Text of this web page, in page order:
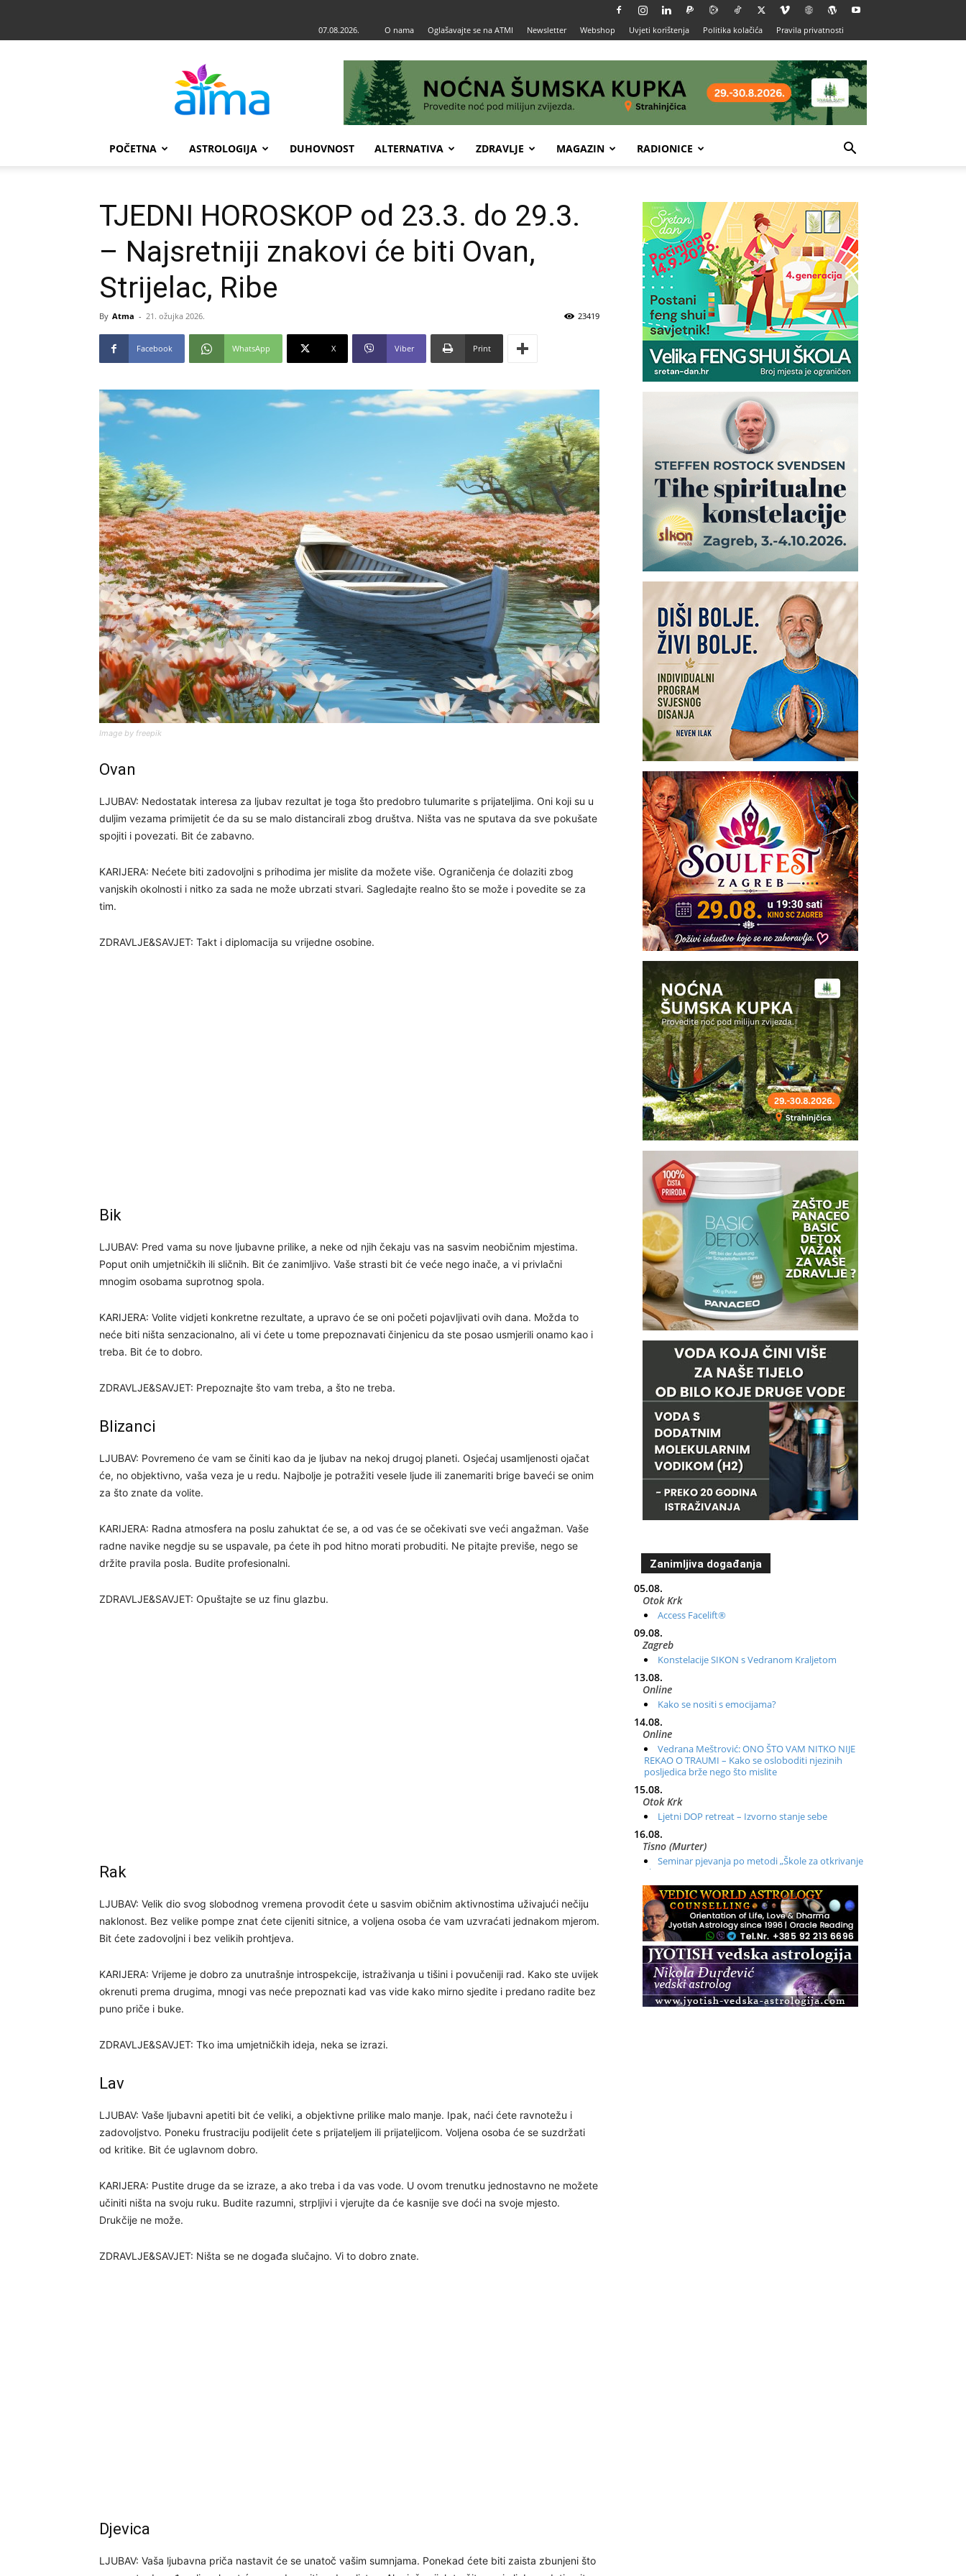
07.08.2026. O nama Oglašavajte se na ATMI Newsletter Webshop Uvjeti korištenja Politika kolačića Pravila privatnosti
POČETNA ASTROLOGIJA DUHOVNOST ALTERNATIVA ZDRAVLJE MAGAZIN RADIONICE
TJEDNI HOROSKOP od 23.3. do 29.3.
– Najsretniji znakovi će biti Ovan,
Strijelac, Ribe
By Atma - 21. ožujka 2026. 23419
Facebook WhatsApp X Viber Print
Image by freepik
Ovan
LJUBAV: Nedostatak interesa za ljubav rezultat je toga što predobro tulumarite s prijateljima. Oni koji su u
duljim vezama primijetit će da su se malo distancirali zbog društva. Ništa vas ne sputava da sve pokušate
spojiti i povezati. Bit će zabavno.
KARIJERA: Nećete biti zadovoljni s prihodima jer mislite da možete više. Ograničenja će dolaziti zbog
vanjskih okolnosti i nitko za sada ne može ubrzati stvari. Sagledajte realno što se može i povedite se za
tim.
ZDRAVLJE&SAVJET: Takt i diplomacija su vrijedne osobine.
Bik
LJUBAV: Pred vama su nove ljubavne prilike, a neke od njih čekaju vas na sasvim neobičnim mjestima.
Poput onih umjetničkih ili sličnih. Bit će zanimljivo. Vaše strasti bit će veće nego inače, a vi privlačni
mnogim osobama suprotnog spola.
KARIJERA: Volite vidjeti konkretne rezultate, a upravo će se oni početi pojavljivati ovih dana. Možda to
neće biti ništa senzacionalno, ali vi ćete u tome prepoznavati činjenicu da ste posao usmjerili onamo kao i
treba. Bit će to dobro.
ZDRAVLJE&SAVJET: Prepoznajte što vam treba, a što ne treba.
Blizanci
LJUBAV: Povremeno će vam se činiti kao da je ljubav na nekoj drugoj planeti. Osjećaj usamljenosti ojačat
će, no objektivno, vaša veza je u redu. Najbolje je potražiti vesele ljude ili zanemariti brige baveći se onim
za što znate da volite.
KARIJERA: Radna atmosfera na poslu zahuktat će se, a od vas će se očekivati sve veći angažman. Vaše
radne navike negdje su se uspavale, pa ćete ih pod hitno morati probuditi. Ne pitajte previše, nego se
držite pravila posla. Budite profesionalni.
ZDRAVLJE&SAVJET: Opuštajte se uz finu glazbu.
Rak
LJUBAV: Velik dio svog slobodnog vremena provodit ćete u sasvim običnim aktivnostima uživajući nečiju
naklonost. Bez velike pompe znat ćete cijeniti sitnice, a voljena osoba će vam uzvraćati jednakom mjerom.
Bit ćete zadovoljni i bez velikih prohtjeva.
KARIJERA: Vrijeme je dobro za unutrašnje introspekcije, istraživanja u tišini i povučeniji rad. Kako ste uvijek
okrenuti prema drugima, mnogi vas neće prepoznati kad vas vide kako mirno sjedite i predano radite bez
puno priče i buke.
ZDRAVLJE&SAVJET: Tko ima umjetničkih ideja, neka se izrazi.
Lav
LJUBAV: Vaše ljubavni apetiti bit će veliki, a objektivne prilike malo manje. Ipak, naći ćete ravnotežu i
zadovoljstvo. Poneku frustraciju podijelit ćete s prijateljem ili prijateljicom. Voljena osoba će se suzdržati
od kritike. Bit će uglavnom dobro.
KARIJERA: Pustite druge da se izraze, a ako treba i da vas vode. U ovom trenutku jednostavno ne možete
učiniti ništa na svoju ruku. Budite razumni, strpljivi i vjerujte da će kasnije sve doći na svoje mjesto.
Drukčije ne može.
ZDRAVLJE&SAVJET: Ništa se ne događa slučajno. Vi to dobro znate.
Djevica
LJUBAV: Vaša ljubavna priča nastavit će se unatoč vašim sumnjama. Ponekad ćete biti zaista zbunjeni što
Zanimljiva događanja
05.08.
Otok Krk
Access Facelift®
09.08.
Zagreb
Konstelacije SIKON s Vedranom Kraljetom
13.08.
Online
Kako se nositi s emocijama?
14.08.
Online
Vedrana Meštrović: ONO ŠTO VAM NITKO NIJE
REKAO O TRAUMI – Kako se osloboditi njezinih
posljedica brže nego što mislite
15.08.
Otok Krk
Ljetni DOP retreat – Izvorno stanje sebe
16.08.
Tisno (Murter)
Seminar pjevanja po metodi „Škole za otkrivanje
glasa“
20.08.
Online
Radionica: Pomagači iz drugih dimenzija Online –
otvoreno za sve
21.08.
Zagreb+Online
Osnovni ThetaHealing® tečaj, Zagreb i Online
22.08.
Pula